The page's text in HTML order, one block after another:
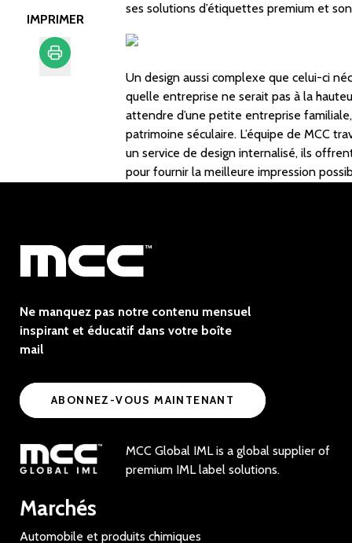
IMPRIMER
ses solutions d’étiquettes premium et
Un design aussi complexe que celui-ci
quelle entreprise ne serait pas à la
attendre d’une petite entreprise
patrimoine séculaire. L’équipe de MCC
un service de design internalisé, ils
pour fournir la meilleure impression
Ne manquez pas notre contenu mensuel
inspirant et éducatif dans votre boîte
mail
ABONNEZ-VOUS MAINTENANT
MCC Global IML is a global supplier of
premium IML label solutions.
Marchés
Automobile et produits chimiques